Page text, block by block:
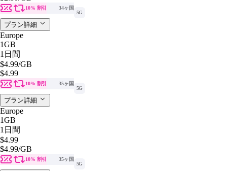
10% 割引
34ヶ国
5G
プラン詳細
Europe
1GB
1日間
$4.99/GB
$4.99
10% 割引
35ヶ国
5G
プラン詳細
Europe
1GB
1日間
$4.99
$4.99/GB
10% 割引
35ヶ国
5G